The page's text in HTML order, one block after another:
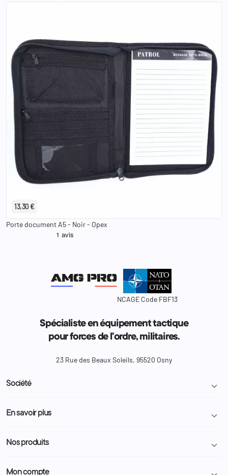
13,30 €
Porte document A5 - Noir - Opex
NCAGE Code FBF13
Spécialiste en équipement tactique
pour forces de l'ordre, militaires.
23 Rue des Beaux Soleils, 95520 Osny
Société 
Livraison et retour colis
Demande de devis
En savoir plus 
Programme Fidélité
Nos produits 
Police Municipale | ASVP
Mon compte